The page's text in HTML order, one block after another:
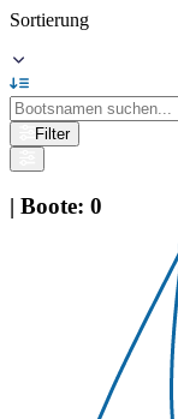
Sortierung
Filter
| Boote: 0